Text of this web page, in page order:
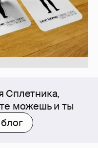
Сплетника,
можешь и ты